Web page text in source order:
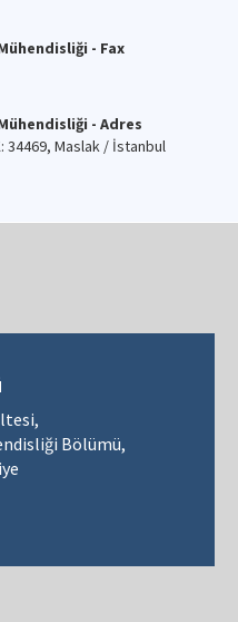
- Fax
- Adres
34469, Maslak / İstanbul
Bölümü,